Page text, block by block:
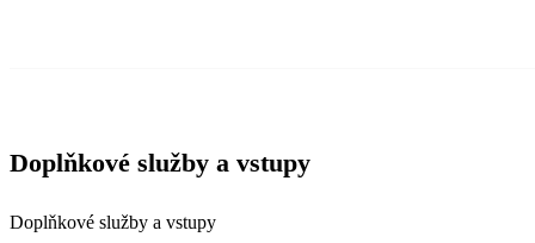
Doplňkové služby a vstupy
Doplňkové služby a vstupy